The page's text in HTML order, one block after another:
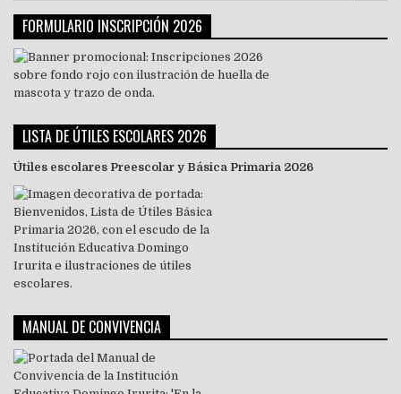
FORMULARIO INSCRIPCIÓN 2026
LISTA DE ÚTILES ESCOLARES 2026
Útiles escolares Preescolar y Básica Primaria 2026
MANUAL DE CONVIVENCIA